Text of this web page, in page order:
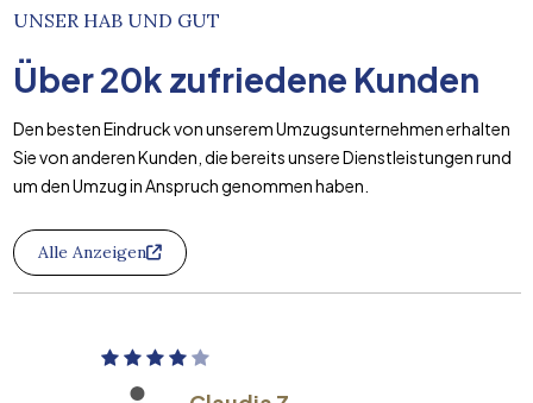
UNSER HAB UND GUT
Über20k zufriedene Kunden
Den besten Eindruck von unserem Umzugsunternehmen erhalten
Sie von anderen Kunden, die bereits unsere Dienstleistungen rund
um den Umzug in Anspruch genommen haben.
Alle Anzeigen